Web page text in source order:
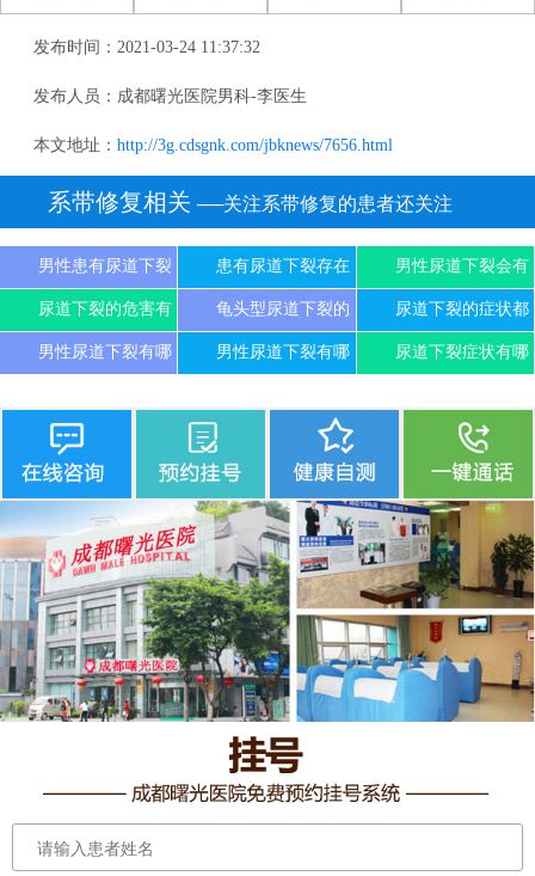
发布时间：2021-03-24 11:37:32
发布人员：成都曙光医院男科-李医生
本文地址： http://3g.cdsgnk.com/jbknews/7656.html
系带修复相关 ──关注系带修复的患者还关注
男性患有尿道下裂 患有尿道下裂存在 男性尿道下裂会有
尿道下裂的危害有 龟头型尿道下裂的 尿道下裂的症状都
男性尿道下裂有哪 男性尿道下裂有哪 尿道下裂症状有哪